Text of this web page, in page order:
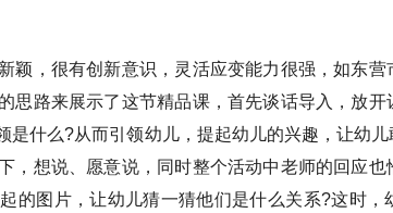
颖，很有创新意识，灵活应变能力很强，如东
思路来展示了这节精品课，首先谈话导入，放开
是什么?从而引领幼儿，提起幼儿的兴趣，让幼
，想说、愿意说，同时整个活动中老师的回应
的图片，让幼儿猜一猜他们是什么关系?这时，